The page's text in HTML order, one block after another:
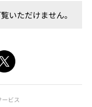
いただけません。
ビス